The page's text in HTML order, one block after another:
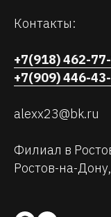
Контакты:
+7(918) 462-
+7(909) 446-
alexx23@bk.ru
Филиал в
Ростов-на-